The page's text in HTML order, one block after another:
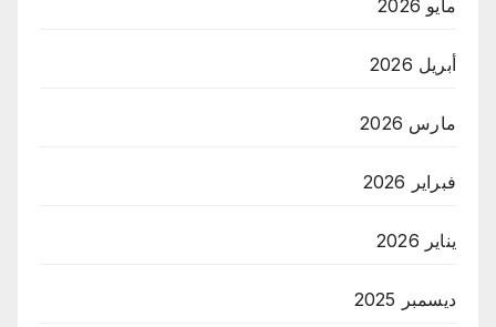
مايو 2026
أبريل 2026
مارس 2026
فبراير 2026
يناير 2026
ديسمبر 2025